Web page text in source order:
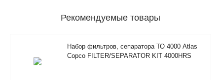
Рекомендуемые товары
Набор фильтров, сепаратора ТО 4000 Atlas
Copco FILTER/SEPARATOR KIT 4000HRS